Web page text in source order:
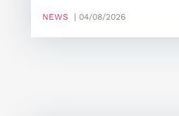
NEWS | 04/08/2026